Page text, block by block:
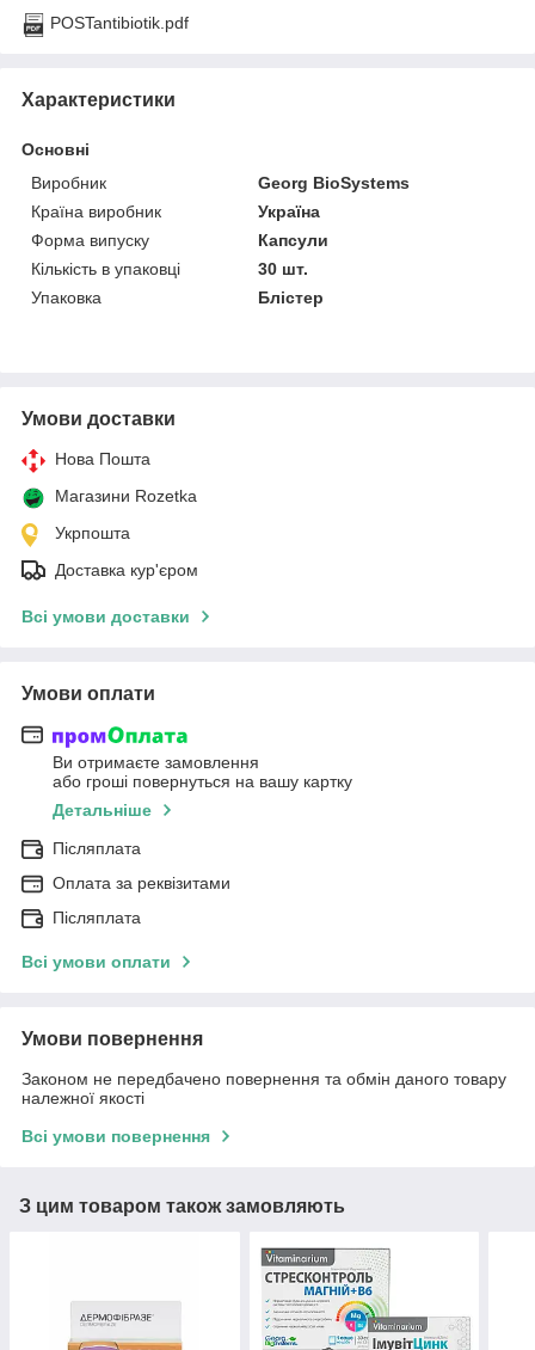
POSTantibiotik.pdf
Характеристики
Основні
Виробник
Georg BioSystems
Країна виробник
Україна
Форма випуску
Капсули
Кількість в упаковці
30 шт.
Упаковка
Блістер
Умови доставки
Нова Пошта
Магазини Rozetka
Укрпошта
Доставка кур'єром
Всі умови доставки
Умови оплати
Ви отримаєте замовлення
або гроші повернуться на вашу картку
Детальніше
Післяплата
Оплата за реквізитами
Післяплата
Всі умови оплати
Умови повернення
Законом не передбачено повернення та обмін даного товару
належної якості
Всі умови повернення
З цим товаром також замовляють